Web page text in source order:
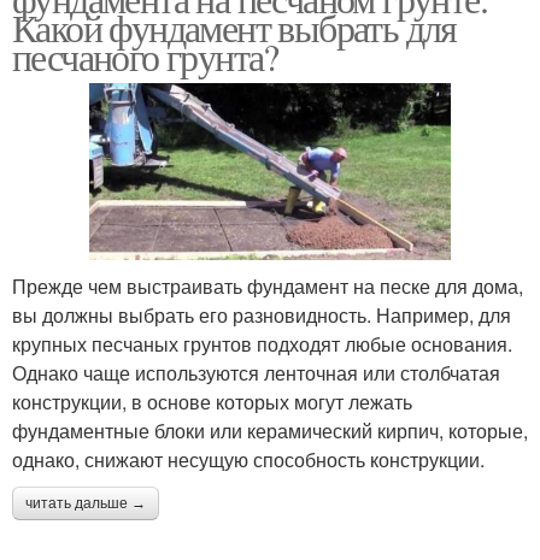
Какой фундамент выбрать для
песчаного грунта?
Прежде чем выстраивать фундамент на песке для дома,
вы должны выбрать его разновидность. Например, для
крупных песчаных грунтов подходят любые основания.
Однако чаще используются ленточная или столбчатая
конструкции, в основе которых могут лежать
фундаментные блоки или керамический кирпич, которые,
однако, снижают несущую способность конструкции.
читать дальше →